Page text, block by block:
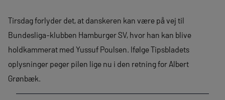
Tirsdag forlyder det, at danskeren kan være på vej til
Bundesliga-klubben Hamburger SV, hvor han kan blive
holdkammerat med Yussuf Poulsen. Ifølge Tipsbladets
oplysninger peger pilen lige nu i den retning for Albert
Grønbæk.